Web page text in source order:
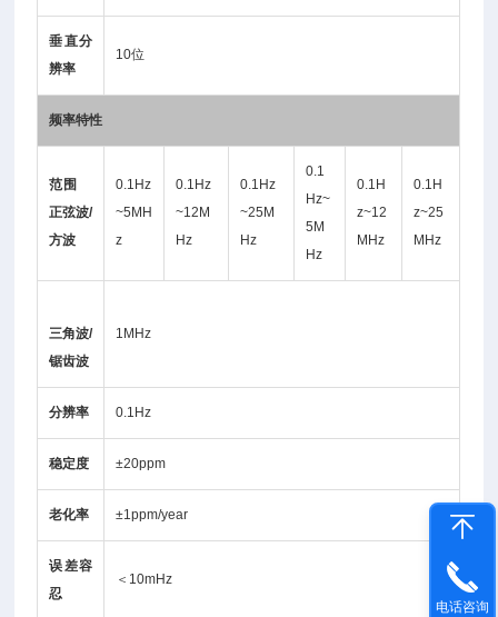
垂直分
辨率
10位
频率特性
范围
正弦波/
方波
0.1Hz
~5MH
z
0.1Hz
~12M
Hz
0.1Hz
~25M
Hz
0.1
Hz~
5M
Hz
0.1H
z~12
MHz
0.1H
z~25
MHz
三角波/
锯齿波
1MHz
分辨率 0.1Hz
稳定度 ±20ppm
老化率 ±1ppm/year
误差容
忍
＜10mHz
电话咨询